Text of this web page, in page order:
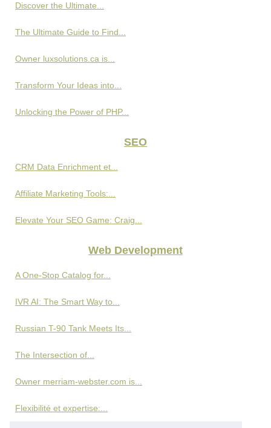
Discover the Ultimate...
The Ultimate Guide to Find...
Owner luxsolutions.ca is...
Transform Your Ideas into...
Unlocking the Power of PHP...
SEO
CRM Data Enrichment et...
Affiliate Marketing Tools:...
Elevate Your SEO Game: Craig...
Web Development
A One-Stop Catalog for...
IVR AI: The Smart Way to...
Russian T-90 Tank Meets Its...
The Intersection of...
Owner merriam-webster.com is...
Flexibilité et expertise:...